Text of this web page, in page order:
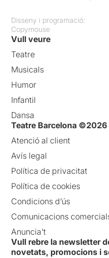
Disseny i programació:
Copymouse
Vull veure
Teatre
Musicals
Humor
Infantil
Dansa
Teatre Barcelona ©2026
Atenció al client
Avís legal
Política de privacitat
Política de cookies
Condicions d’ús
Comunicacions
Anuncia’t
Vull rebre la newsletter
novetats, promocions i